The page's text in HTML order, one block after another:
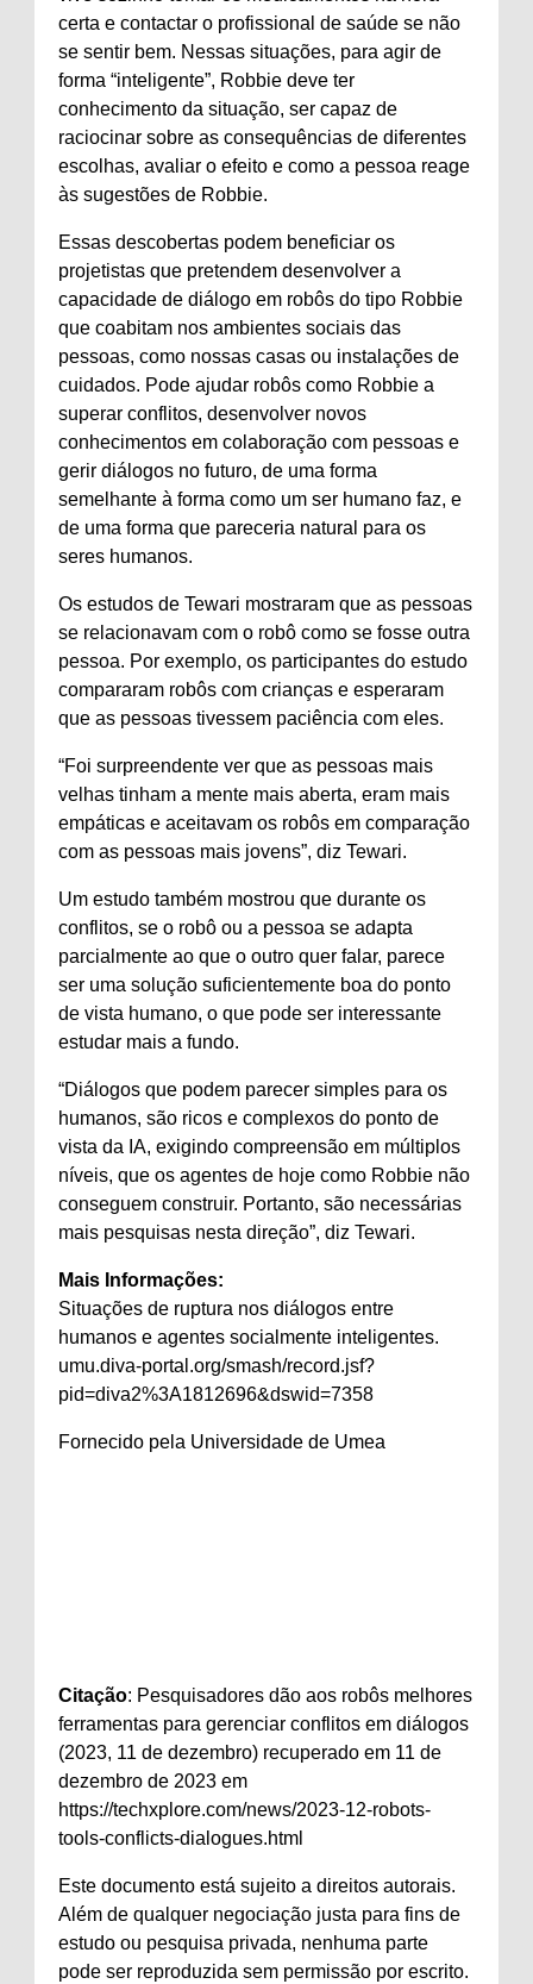
certa e contactar o profissional de saúde se não
se sentir bem. Nessas situações, para agir de
forma “inteligente”, Robbie deve ter
conhecimento da situação, ser capaz de
raciocinar sobre as consequências de diferentes
escolhas, avaliar o efeito e como a pessoa reage
às sugestões de Robbie.
Essas descobertas podem beneficiar os
projetistas que pretendem desenvolver a
capacidade de diálogo em robôs do tipo Robbie
que coabitam nos ambientes sociais das
pessoas, como nossas casas ou instalações de
cuidados. Pode ajudar robôs como Robbie a
superar conflitos, desenvolver novos
conhecimentos em colaboração com pessoas e
gerir diálogos no futuro, de uma forma
semelhante à forma como um ser humano faz, e
de uma forma que pareceria natural para os
seres humanos.
Os estudos de Tewari mostraram que as pessoas
se relacionavam com o robô como se fosse outra
pessoa. Por exemplo, os participantes do estudo
compararam robôs com crianças e esperaram
que as pessoas tivessem paciência com eles.
“Foi surpreendente ver que as pessoas mais
velhas tinham a mente mais aberta, eram mais
empáticas e aceitavam os robôs em comparação
com as pessoas mais jovens”, diz Tewari.
Um estudo também mostrou que durante os
conflitos, se o robô ou a pessoa se adapta
parcialmente ao que o outro quer falar, parece
ser uma solução suficientemente boa do ponto
de vista humano, o que pode ser interessante
estudar mais a fundo.
“Diálogos que podem parecer simples para os
humanos, são ricos e complexos do ponto de
vista da IA, exigindo compreensão em múltiplos
níveis, que os agentes de hoje como Robbie não
conseguem construir. Portanto, são necessárias
mais pesquisas nesta direção”, diz Tewari.
Mais Informações:
Situações de ruptura nos diálogos entre
humanos e agentes socialmente inteligentes.
umu.diva-portal.org/smash/record.jsf?
pid=diva2%3A1812696&dswid=7358
Fornecido pela Universidade de Umea
Citação: Pesquisadores dão aos robôs melhores
ferramentas para gerenciar conflitos em diálogos
(2023, 11 de dezembro) recuperado em 11 de
dezembro de 2023 em
https://techxplore.com/news/2023-12-robots-
tools-conflicts-dialogues.html
Este documento está sujeito a direitos autorais.
Além de qualquer negociação justa para fins de
estudo ou pesquisa privada, nenhuma parte
pode ser reproduzida sem permissão por escrito.